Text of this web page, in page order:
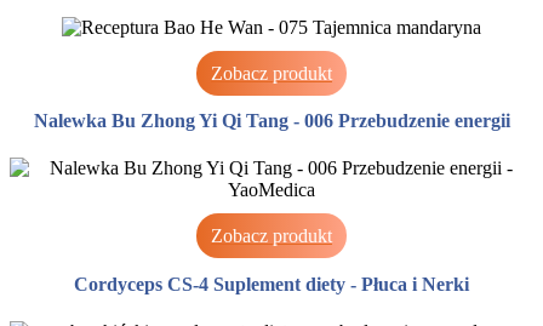
Zobacz produkt
Nalewka Bu Zhong Yi Qi Tang - 006 Przebudzenie energii
Zobacz produkt
Cordyceps CS-4 Suplement diety - Płuca i Nerki